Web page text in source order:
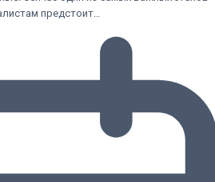
предстоит…